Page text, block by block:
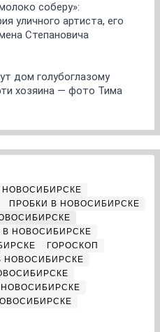
соберу»:
уличного артиста, его
Степановича
дом голубоглазому
хозяина — фото Тима
НОВОСИБИРСКЕ
ПРОБКИ В НОВОСИБИРСКЕ
В НОВОСИБИРСКЕ
ГОРОСКОП
НОВОСИБИРСКЕ